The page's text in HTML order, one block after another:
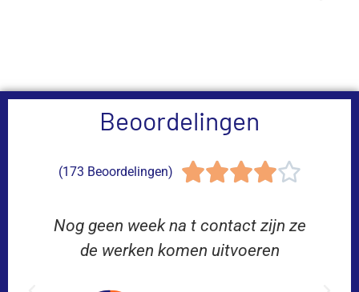
Beoordelingen
(173 Beoordelingen) 
Nog geen week na t contact zijn ze
de werken komen uitvoeren